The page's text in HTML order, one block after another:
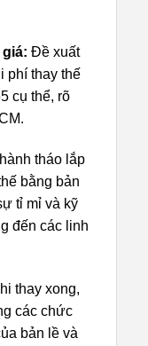
Đề xuất
phí thay thế
cụ thể, rõ
tháo lắp
bằng bản
tỉ mỉ và kỹ
đến các linh
thay xong,
các chức
bản lề và